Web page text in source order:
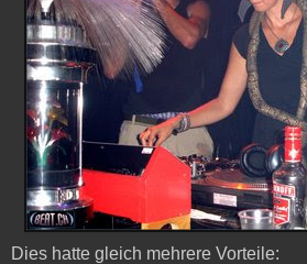
Dies hatte gleich mehrere Vorteile: